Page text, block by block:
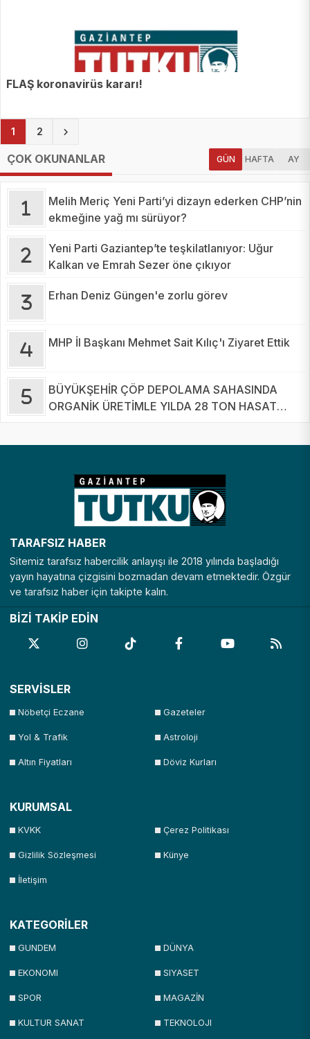
FLAŞ koronavirüs kararı!
1 (current)
2
ÇOK OKUNANLAR GÜN HAFTA AY
Melih Meriç Yeni Parti’yi dizayn ederken CHP’nin
ekmeğine yağ mı sürüyor?
Yeni Parti Gaziantep’te teşkilatlanıyor: Uğur
Kalkan ve Emrah Sezer öne çıkıyor
Erhan Deniz Güngen'e zorlu görev
MHP İl Başkanı Mehmet Sait Kılıç'ı Ziyaret Ettik
BÜYÜKŞEHİR ÇÖP DEPOLAMA SAHASINDA
ORGANİK ÜRETİMLE YILDA 28 TON HASAT
TARAFSIZ HABER
Sitemiz tarafsız habercilik anlayışı ile 2018 yılında başladığı
yayın hayatına çizgisini bozmadan devam etmektedir. Özgür
ve tarafsız haber için takipte kalın.
BİZİ TAKİP EDİN
SERVİSLER
Nöbetçi Eczane Gazeteler
Yol & Trafik Astroloji
Altın Fiyatları Döviz Kurları
KURUMSAL
KVKK Çerez Politikası
Gizlilik Sözleşmesi Künye
İletişim
KATEGORİLER
GUNDEM DÜNYA
EKONOMI SIYASET
SPOR MAGAZİN
KULTUR SANAT TEKNOLOJI